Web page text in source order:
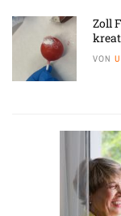
Zoll
VON